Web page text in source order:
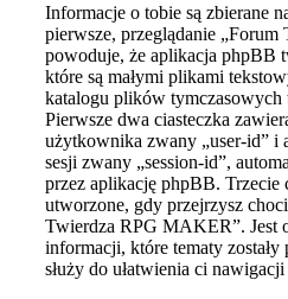
Informacje o tobie są zbierane
pierwsze, przeglądanie
powoduje, że aplikacja phpBB
które są małymi plikami
katalogu plików tymczasowych
Pierwsze dwa ciasteczka
użytkownika zwany „user-id” i
sesji zwany „session-id”,
przez aplikację phpBB. Trzecie
utworzone, gdy przejrzysz
Twierdza RPG MAKER”. Jest
informacji, które tematy zostały
służy do ułatwienia ci